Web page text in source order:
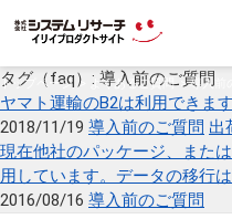
トップページ よくあるご質問 導入前
タグ（faq）: 導入前のご質問
ヤマト運輸のB2は利用できま
2018/11/19 導入前のご質問 出
現在他社のパッケージ、また
用しています。データの移行
2016/08/16 導入前のご質問